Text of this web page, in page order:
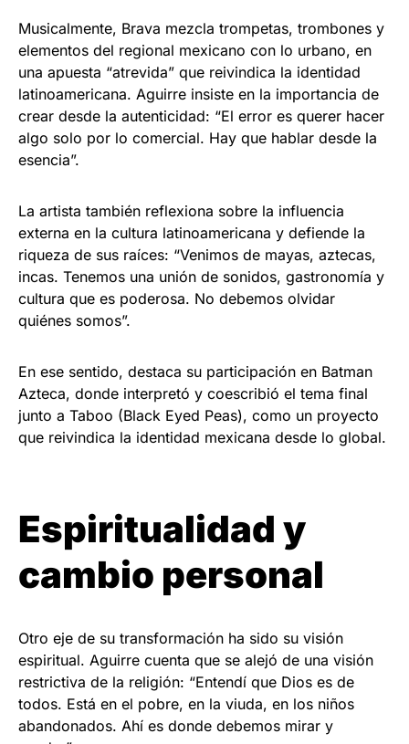
Musicalmente, Brava mezcla trompetas, trombones y
elementos del regional mexicano con lo urbano, en
una apuesta “atrevida” que reivindica la identidad
latinoamericana. Aguirre insiste en la importancia de
crear desde la autenticidad: “El error es querer hacer
algo solo por lo comercial. Hay que hablar desde la
esencia”.
La artista también reflexiona sobre la influencia
externa en la cultura latinoamericana y defiende la
riqueza de sus raíces: “Venimos de mayas, aztecas,
incas. Tenemos una unión de sonidos, gastronomía y
cultura que es poderosa. No debemos olvidar
quiénes somos”.
En ese sentido, destaca su participación en Batman
Azteca, donde interpretó y coescribió el tema final
junto a Taboo (Black Eyed Peas), como un proyecto
que reivindica la identidad mexicana desde lo global.
Espiritualidad y
cambio personal
Otro eje de su transformación ha sido su visión
espiritual. Aguirre cuenta que se alejó de una visión
restrictiva de la religión: “Entendí que Dios es de
todos. Está en el pobre, en la viuda, en los niños
abandonados. Ahí es donde debemos mirar y